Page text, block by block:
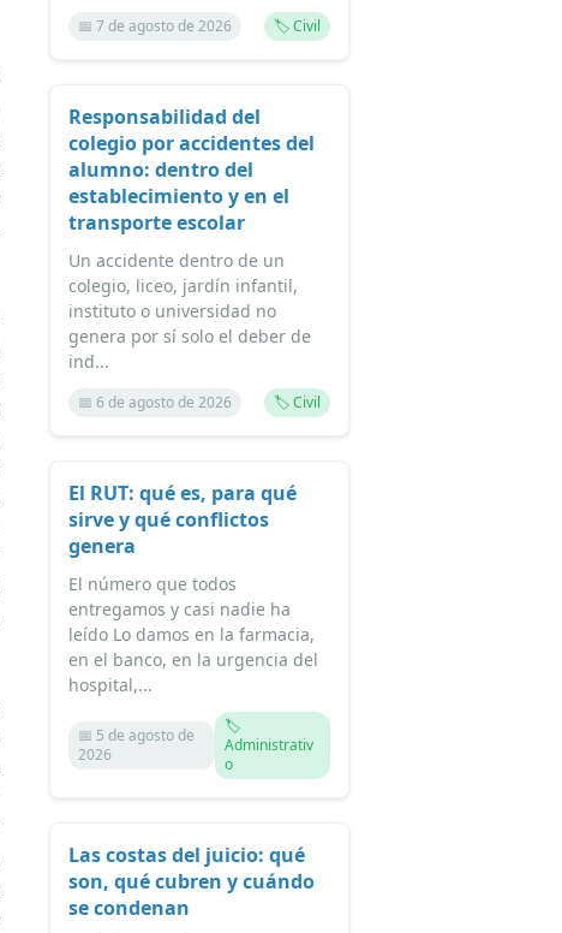
📅 7 de agosto de 2026 🏷️ Civil
Responsabilidad del
colegio por accidentes del
alumno: dentro del
establecimiento y en el
transporte escolar
Un accidente dentro de un
colegio, liceo, jardín infantil,
instituto o universidad no
genera por sí solo el deber de
ind...
📅 6 de agosto de 2026 🏷️ Civil
El RUT: qué es, para qué
sirve y qué conflictos
genera
El número que todos
entregamos y casi nadie ha
leído Lo damos en la farmacia,
en el banco, en la urgencia del
hospital,...
📅 5 de agosto de
2026
🏷️
Administrativ
o
Las costas del juicio: qué
son, qué cubren y cuándo
se condenan